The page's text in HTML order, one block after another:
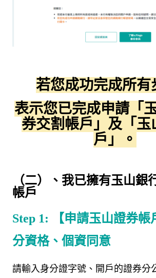
若您成功完成所有
表示您已完成申請「
券交割帳戶」及「玉
戶」。
（二）、 我已擁有玉山銀
帳戶
Step 1:
【申請玉山證券
分資格、個資同意
請輸入身分證字號、開戶的證券分